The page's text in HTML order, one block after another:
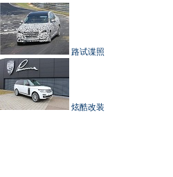
路试谍照
炫酷改装